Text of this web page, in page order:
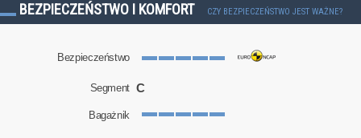
BEZPIECZEŃSTWO I KOMFORT CZY BEZPIECZEŃSTWO JEST WAŻNE?
Bezpieczeństwo
Segment C
Bagażnik